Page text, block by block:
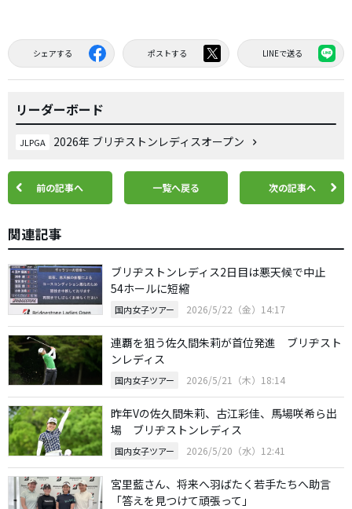
シェアする ポストする LINEで送る
リーダーボード
JLPGA 2026年 ブリヂストンレディスオープン
前の記事へ 一覧へ戻る 次の記事へ
関連記事
ブリヂストンレディス2日目は悪天候で中止
54ホールに短縮
国内女子ツアー 2026/5/22（金）14:17
連覇を狙う佐久間朱莉が首位発進 ブリヂスト
ンレディス
国内女子ツアー 2026/5/21（木）18:14
昨年Vの佐久間朱莉、古江彩佳、馬場咲希ら出
場 ブリヂストンレディス
国内女子ツアー 2026/5/20（水）12:41
宮里藍さん、将来へ羽ばたく若手たちへ助言
「答えを見つけて頑張って」